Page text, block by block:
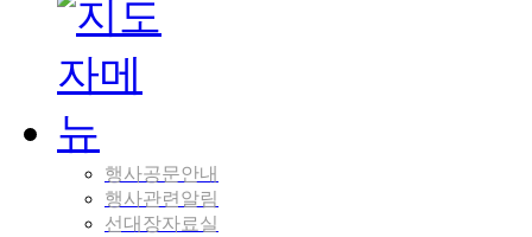
행사공문안내
행사관련알림
선대장자료실